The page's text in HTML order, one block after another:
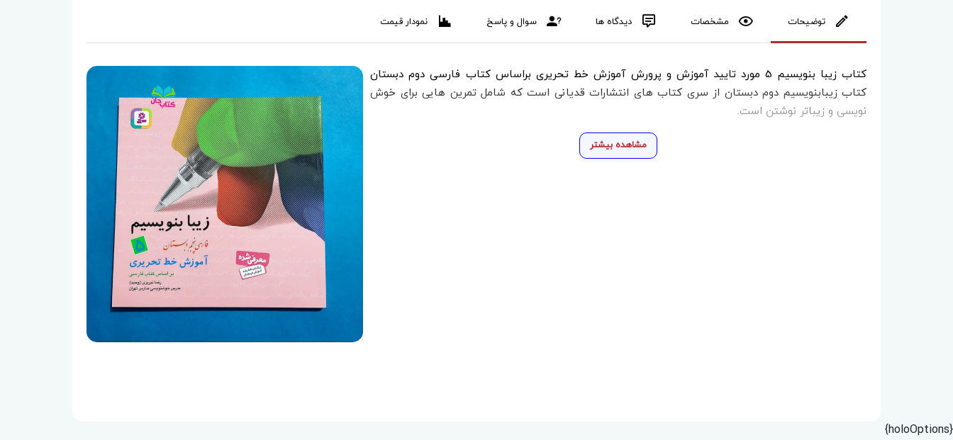
توضیحات مشخصات دیدگاه ها سوال و پاسخ نمودار قیمت
کتاب زیبا بنویسیم 5 مورد تایید آموزش و پرورش آموزش خط تحریری براساس کتاب فارسی دوم دبستان
کتاب زیبابنویسیم دوم دبستان از سری کتاب های انتشارات قدیانی است که شامل تمرین هایی برای خوش
نویسی و زیباتر نوشتن است.
مشاهده بیشتر
{holoOptions}